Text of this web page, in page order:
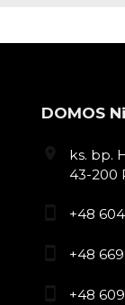
DOMOS
ks. bp.
43-200
+48
+48
+48